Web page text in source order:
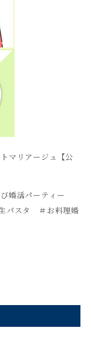
マリアージュ【公
婚活パーティー
パスタ ＃お料理婚